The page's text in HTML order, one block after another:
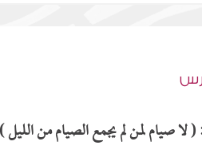
صيام لمن لم يجمع الصيام من الليل )